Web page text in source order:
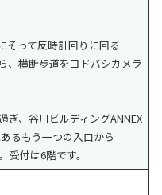
そって反時計回りに回る
、横断歩道をヨドバシカメラ
ぎ、谷川ビルディングANNEX
るもう一つの入口から
付は6階です。